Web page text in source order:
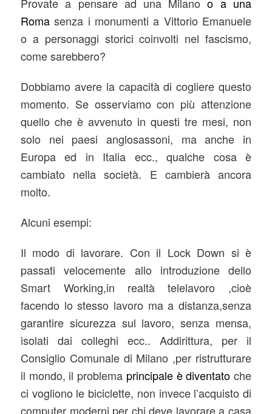
Roma senza i monumenti a Vittorio Emanuele
o a personaggi storici coinvolti nel fascismo,
come sarebbero?
Dobbiamo avere la capacità di cogliere questo
momento. Se osserviamo con più attenzione
quello che è avvenuto in questi tre mesi, non
solo nei paesi anglosassoni, ma anche in
Europa ed in Italia ecc., qualche cosa è
cambiato nella società. E cambierà ancora
molto.
Alcuni esempi:
Il modo di lavorare. Con il Lock Down si è
passati velocemente allo introduzione dello
Smart Working,in realtà telelavoro ,cioè
facendo lo stesso lavoro ma a distanza,senza
garantire sicurezza sul lavoro, senza mensa,
isolati dai colleghi ecc.. Addirittura, per il
Consiglio Comunale di Milano ,per ristrutturare
il mondo, il problema principale è diventato che
ci vogliono le biciclette, non invece l’acquisto di
computer moderni per chi deve lavorare a casa